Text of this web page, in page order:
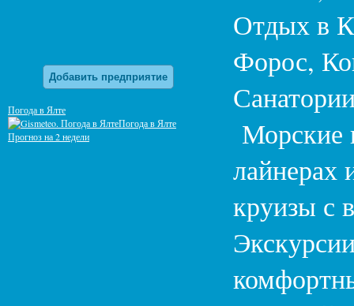
Отдых в
Форос,
Морские
лайнерах
круизы с
Добавить предприятие
Погода в Ялте
Погода в Ялте
Прогноз на 2 недели